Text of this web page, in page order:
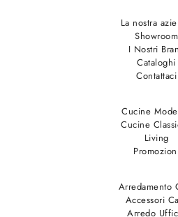
La nostra
Showroom
I Nostri
Cataloghi
Contattaci
Cucine
Cucine
Living
Arredamento
Accessori
Arredo